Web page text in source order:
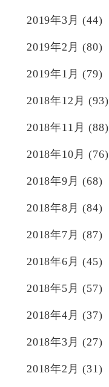
2019年3月 (44)
2019年2月 (80)
2019年1月 (79)
2018年12月 (93)
2018年11月 (88)
2018年10月 (76)
2018年9月 (68)
2018年8月 (84)
2018年7月 (87)
2018年6月 (45)
2018年5月 (57)
2018年4月 (37)
2018年3月 (27)
2018年2月 (31)